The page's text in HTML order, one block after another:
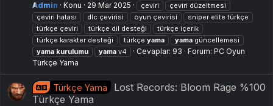
Admin
Konu 29 Mar 2025 çeviri
çeviri düzeltmesi
çeviri hatası
dlc çevirisi oyun çevirisi
sniper elite türkçe
türkçe çeviri
türkçe dil desteği
türkçe içerik
türkçe karakter desteği
türkçe yama yama güncellemesi
yama kurulumu yama v4 Cevaplar: 93 Forum: PC Oyun
Türkçe Yama
Türkçe Yama
Lost Records: Bloom Rage %100
Türkçe Yama